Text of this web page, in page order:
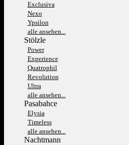
Exclusiva
Nexo
Ypsilon
alle ansehen...
Stölzle
Power
Experience
Quatrophil
Revolution
Ultra
alle ansehen...
Pasabahce
Elysia
Timeless
alle ansehen...
Nachtmann